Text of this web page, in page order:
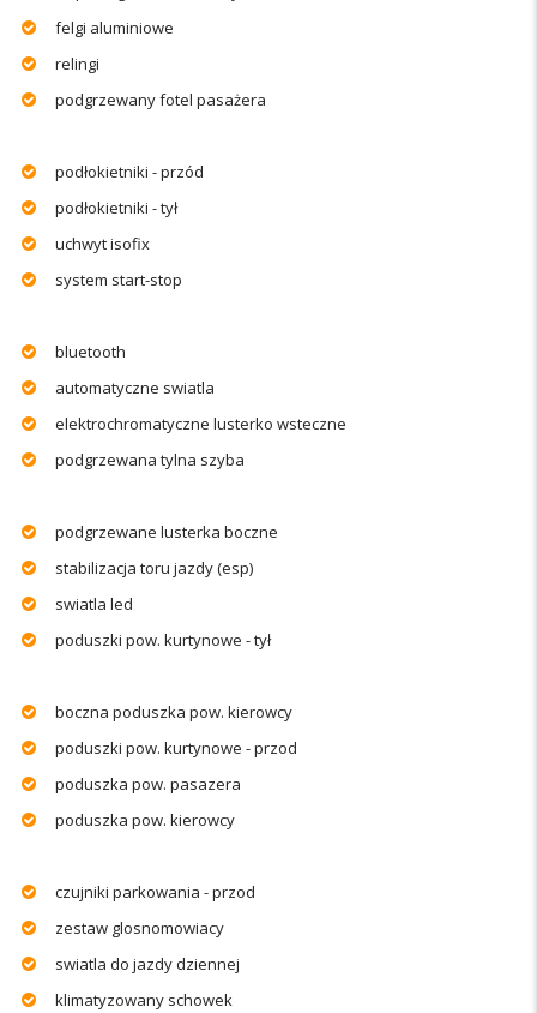
felgi aluminiowe
relingi
podgrzewany fotel pasażera
podłokietniki - przód
podłokietniki - tył
uchwyt isofix
system start-stop
bluetooth
automatyczne swiatla
elektrochromatyczne lusterko wsteczne
podgrzewana tylna szyba
podgrzewane lusterka boczne
stabilizacja toru jazdy (esp)
swiatla led
poduszki pow. kurtynowe - tył
boczna poduszka pow. kierowcy
poduszki pow. kurtynowe - przod
poduszka pow. pasazera
poduszka pow. kierowcy
czujniki parkowania - przod
zestaw glosnomowiacy
swiatla do jazdy dziennej
klimatyzowany schowek